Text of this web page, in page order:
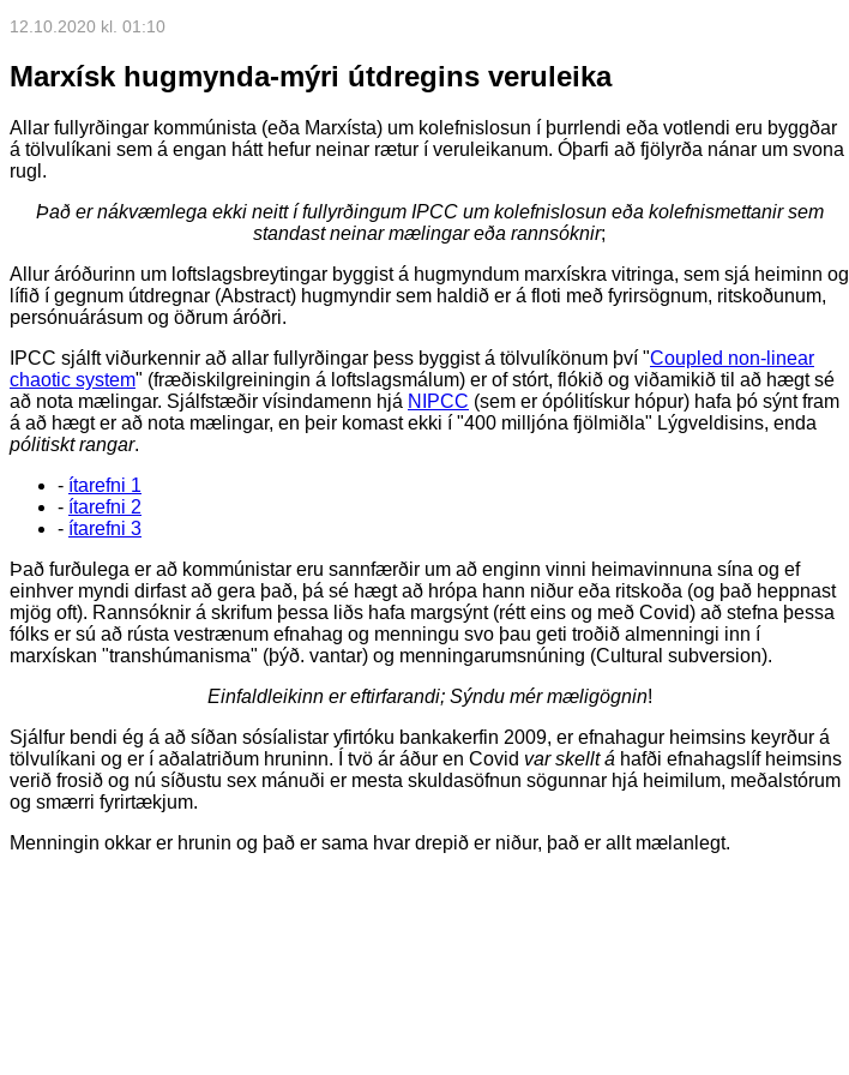
12.10.2020 kl. 01:10
Marxísk hugmynda-mýri útdregins veruleika
Allar fullyrðingar kommúnista (eða Marxísta) um kolefnislosun í þurrlendi eða votlendi eru byggðar
á tölvulíkani sem á engan hátt hefur neinar rætur í veruleikanum. Óþarfi að fjölyrða nánar um svona
rugl.
Það er nákvæmlega ekki neitt í fullyrðingum IPCC um kolefnislosun eða kolefnismettanir sem
standast neinar mælingar eða rannsóknir;
Allur áróðurinn um loftslagsbreytingar byggist á hugmyndum marxískra vitringa, sem sjá heiminn og
lífið í gegnum útdregnar (Abstract) hugmyndir sem haldið er á floti með fyrirsögnum, ritskoðunum,
persónuárásum og öðrum áróðri.
IPCC sjálft viðurkennir að allar fullyrðingar þess byggist á tölvulíkönum því "Coupled non-linear
chaotic system" (fræðiskilgreiningin á loftslagsmálum) er of stórt, flókið og viðamikið til að hægt sé
að nota mælingar. Sjálfstæðir vísindamenn hjá NIPCC (sem er ópólitískur hópur) hafa þó sýnt fram
á að hægt er að nota mælingar, en þeir komast ekki í "400 milljóna fjölmiðla" Lýgveldisins, enda
pólitiskt rangar.
- ítarefni 1
- ítarefni 2
- ítarefni 3
Það furðulega er að kommúnistar eru sannfærðir um að enginn vinni heimavinnuna sína og ef
einhver myndi dirfast að gera það, þá sé hægt að hrópa hann niður eða ritskoða (og það heppnast
mjög oft). Rannsóknir á skrifum þessa liðs hafa margsýnt (rétt eins og með Covid) að stefna þessa
fólks er sú að rústa vestrænum efnahag og menningu svo þau geti troðið almenningi inn í
marxískan "transhúmanisma" (þýð. vantar) og menningarumsnúning (Cultural subversion).
Einfaldleikinn er eftirfarandi; Sýndu mér mæligögnin!
Sjálfur bendi ég á að síðan sósíalistar yfirtóku bankakerfin 2009, er efnahagur heimsins keyrður á
tölvulíkani og er í aðalatriðum hruninn. Í tvö ár áður en Covid var skellt á hafði efnahagslíf heimsins
verið frosið og nú síðustu sex mánuði er mesta skuldasöfnun sögunnar hjá heimilum, meðalstórum
og smærri fyrirtækjum.
Menningin okkar er hrunin og það er sama hvar drepið er niður, það er allt mælanlegt.